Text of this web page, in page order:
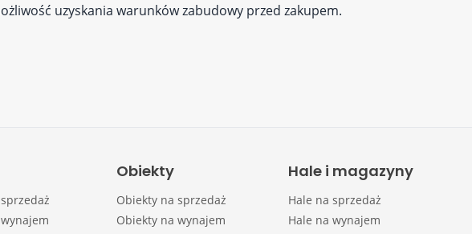
uzyskania warunków zabudowy przed zakupem.
Obiekty
Obiekty na sprzedaż
Obiekty na wynajem
Hale i magazyny
Hale na sprzedaż
Hale na wynajem